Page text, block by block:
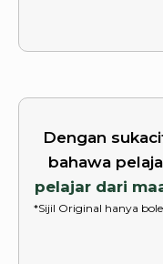
Dengan
bahawa
pelajar dari
*Sijil Original hanya